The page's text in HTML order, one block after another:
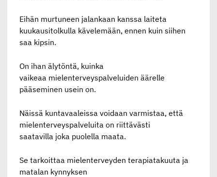
Eihän murtuneen jalankaan kanssa laiteta
kuukausitolkulla kävelemään, ennen kuin siihen
saa kipsin.
On ihan älytöntä, kuinka
vaikeaa mielenterveyspalveluiden äärelle
pääseminen usein on.
Näissä kuntavaaleissa voidaan varmistaa, että
mielenterveyspalveluita on riittävästi
saatavilla joka puolella maata.
Se tarkoittaa mielenterveyden terapiatakuuta ja
matalan kynnyksen